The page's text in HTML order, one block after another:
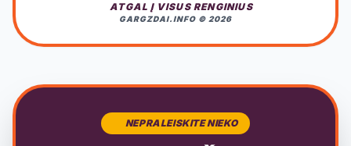
ATGAL Į VISUS RENGINIUS
GARGZDAI.INFO © 2026
NEPRALEISKITE NIEKO